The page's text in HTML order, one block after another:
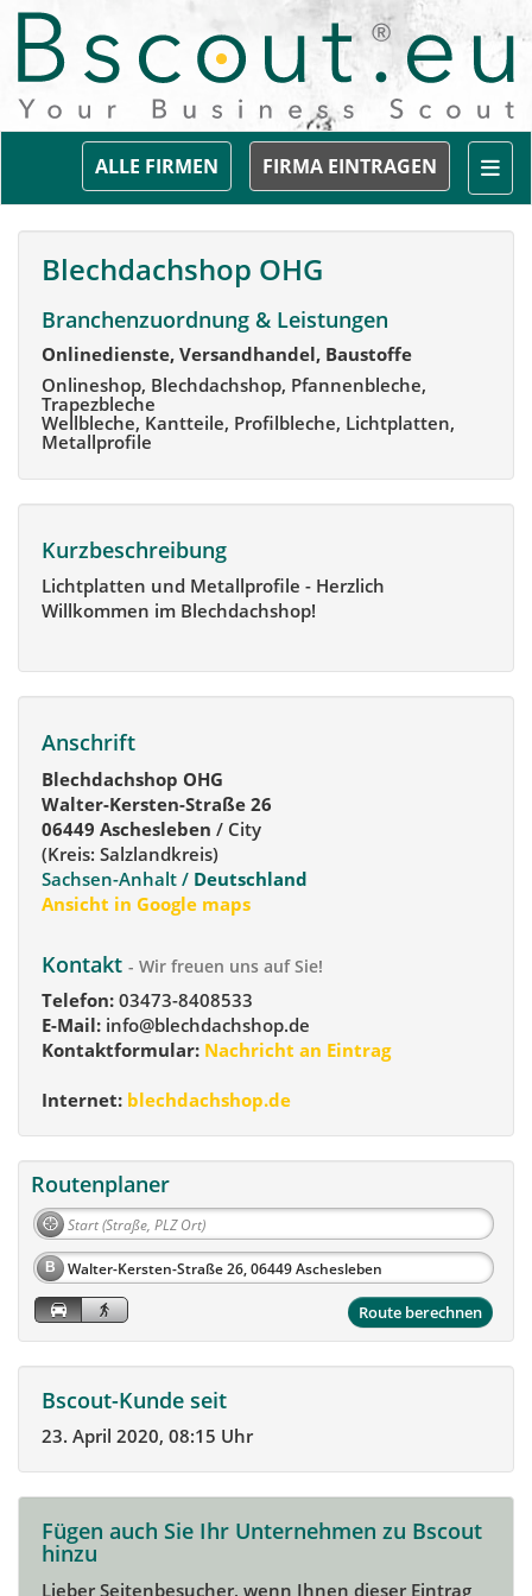
FIRMA EINTRAGEN
ALLE FIRMEN
Blechdachshop OHG
Branchenzuordnung & Leistungen
Onlinedienste, Versandhandel, Baustoffe
Onlineshop, Blechdachshop, Pfannenbleche,
Trapezbleche
Wellbleche, Kantteile, Profilbleche, Lichtplatten,
Metallprofile
Kurzbeschreibung
Lichtplatten und Metallprofile - Herzlich
Willkommen im Blechdachshop!
Anschrift
Blechdachshop OHG
Walter-Kersten-Straße 26
06449 Aschesleben / City
(Kreis: Salzlandkreis)
Sachsen-Anhalt / Deutschland
Ansicht in Google maps
Kontakt - Wir freuen uns auf Sie!
Telefon: 03473-8408533
E-Mail: info@blechdachshop.de
Kontaktformular: Nachricht an Eintrag
Internet: blechdachshop.de
Routenplaner
B
Route berechnen
Bscout-Kunde seit
23. April 2020, 08:15 Uhr
Fügen auch Sie Ihr Unternehmen zu Bscout
hinzu
Lieber Seitenbesucher, wenn Ihnen dieser Eintrag